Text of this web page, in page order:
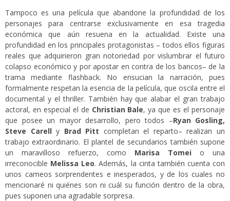
Tampoco es una película que abandone la profundidad de los
personajes para centrarse exclusivamente en esa tragedia
económica que aún resuena en la actualidad. Existe una
profundidad en los principales protagonistas – todos ellos figuras
reales que adquirieron gran notoriedad por vislumbrar el futuro
colapso económico y por apostar en contra de los bancos– de la
trama mediante flashback. No ensucian la narración, pues
formalmente respetan la esencia de la película, que oscila entre el
documental y el thriller. También hay que alabar el gran trabajo
actoral, en especial el de Christian Bale, ya que es el personaje
que posee un mayor desarrollo, pero todos –Ryan Gosling,
Steve Carell y Brad Pitt completan el reparto– realizan un
trabajo extraordinario. El plantel de secundarios también supone
un maravilloso refuerzo, como Marisa Tomei o una
irreconocible Melissa Leo. Además, la cinta también cuenta con
unos cameos sorprendentes e inesperados, y de los cuales no
mencionaré ni quiénes son ni cuál su función dentro de la obra,
pues suponen una agradable sorpresa.